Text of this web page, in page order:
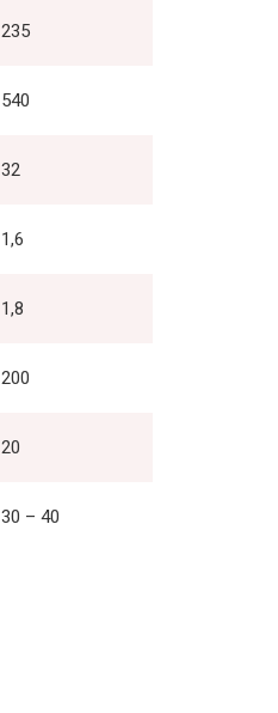
235
540
32
1,6
1,8
200
20
30 – 40